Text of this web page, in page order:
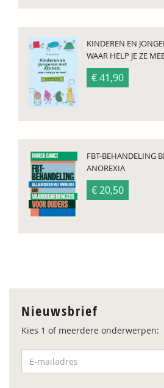
KINDEREN EN
WAAR HELP JE ZE
€ 41,90
FBT-BEHANDELING
ANOREXIA
€ 20,50
Nieuwsbrief
Kies 1 of meerdere onderwerpen: